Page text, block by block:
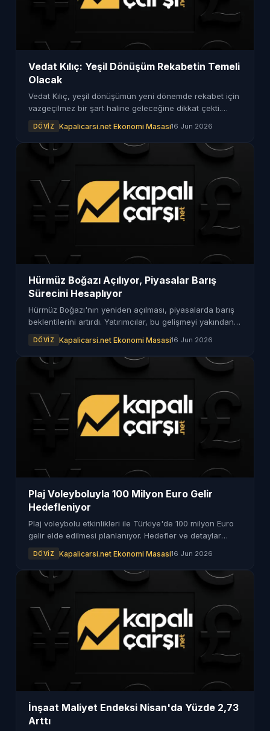
Vedat Kılıç: Yeşil Dönüşüm Rekabetin Temeli
Olacak
Vedat Kılıç, yeşil dönüşümün yeni dönemde rekabet için
vazgeçilmez bir şart haline geleceğine dikkat çekti.
DÖVIZ Kapalicarsi.net Ekonomi Masasi16 Jun 2026
Hürmüz Boğazı Açılıyor, Piyasalar Barış
Sürecini Hesaplıyor
Hürmüz Boğazı'nın yeniden açılması, piyasalarda barış
beklentilerini artırdı. Yatırımcılar, bu gelişmeyi yakından
DÖVIZ Kapalicarsi.net Ekonomi Masasi16 Jun 2026
Plaj Voleyboluyla 100 Milyon Euro Gelir
Hedefleniyor
Plaj voleybolu etkinlikleri ile Türkiye'de 100 milyon Euro
gelir elde edilmesi planlanıyor. Hedefler ve detaylar
DÖVIZ Kapalicarsi.net Ekonomi Masasi16 Jun 2026
İnşaat Maliyet Endeksi Nisan'da Yüzde 2,73
Arttı